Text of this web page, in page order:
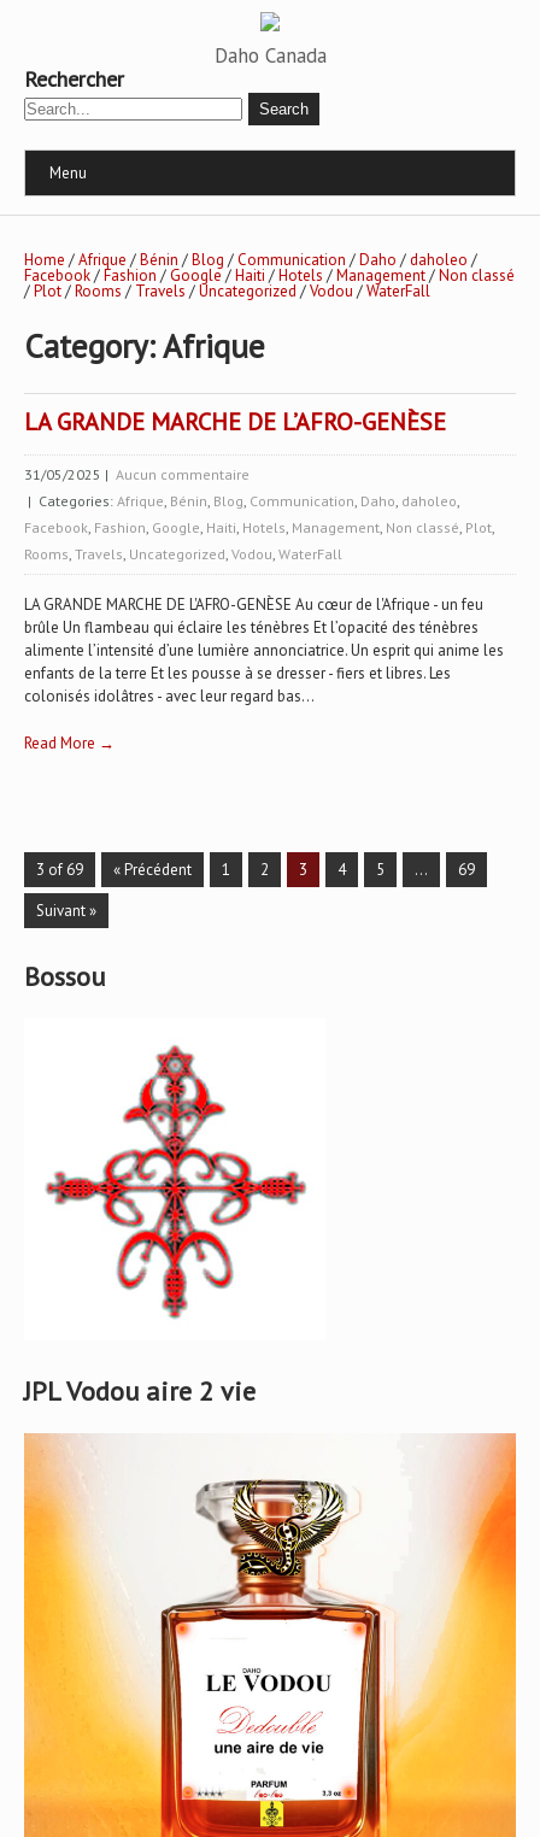
Daho Canada
Rechercher
Menu
Home /Afrique /Bénin /Blog /Communication /Daho /daholeo /
Facebook/Fashion /Google/Haiti /Hotels /Management/Non classé
/Plot/Rooms / Travels /Uncategorized /Vodou /WaterFall
Category: Afrique
LA GRANDE MARCHE DE L’AFRO-GENÈSE
31/05/2025 | Aucun commentaire
| Categories: Afrique, Bénin, Blog, Communication, Daho, daholeo,
Facebook, Fashion, Google, Haiti, Hotels, Management, Non classé, Plot,
Rooms, Travels, Uncategorized, Vodou, WaterFall
LA GRANDE MARCHE DE L'AFRO-GENÈSE Au cœur de l'Afrique - un feu
brûle Un flambeau qui éclaire les ténèbres Et l’opacité des ténèbres
alimente l’intensité d’une lumière annonciatrice. Un esprit qui anime les
enfants de la terre Et les pousse à se dresser - fiers et libres. Les
colonisés idolâtres - avec leur regard bas...
Read More →
3 of 69 « Précédent 1 2 3 4 5 …
69
Suivant »
Bossou
JPL Vodou aire 2 vie